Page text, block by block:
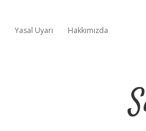
Yasal Uyarı Hakkımızda